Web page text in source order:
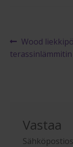
selaus
Edellinen
artikkeli
Wood
Vastaa